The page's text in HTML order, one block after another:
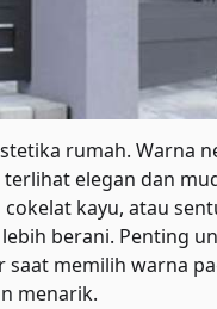
rumah. Warna
elegan dan
kayu, atau
berani. Penting
memilih warna
menarik.